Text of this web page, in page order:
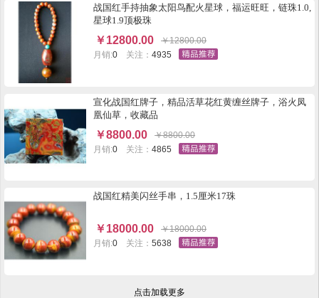
战国红手持抽象太阳鸟配火星球，福运旺旺，链珠1.0,
星球1.9顶极珠
￥12800.00 ￥12800.00
月销:0 关注：4935
宣化战国红牌子，精品活草花红黄缠丝牌子，浴火凤
凰仙草，收藏品
￥8800.00 ￥8800.00
月销:0 关注：4865
战国红精美闪丝手串，1.5厘米17珠
￥18000.00 ￥18000.00
月销:0 关注：5638
点击加载更多